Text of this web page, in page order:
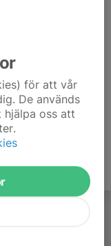
och
förvaltar åt
under respektive flik.
för att vår
De används
oss att